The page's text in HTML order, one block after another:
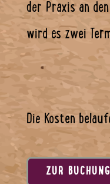
der Praxis an
wird es zwei
Die Kosten
ZUR BUCHUNG